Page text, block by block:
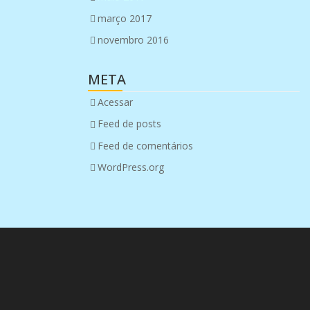
março 2017
novembro 2016
META
Acessar
Feed de posts
Feed de comentários
WordPress.org